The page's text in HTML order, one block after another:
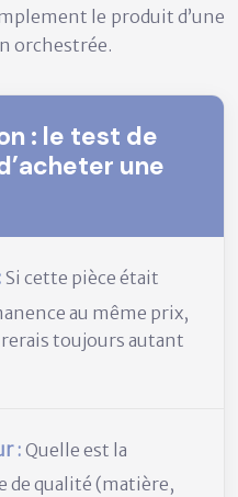
le produit d’une
orchestrée.
: le test de
une
Si cette pièce était
au même prix,
toujours autant
: Quelle est la
de qualité (matière,